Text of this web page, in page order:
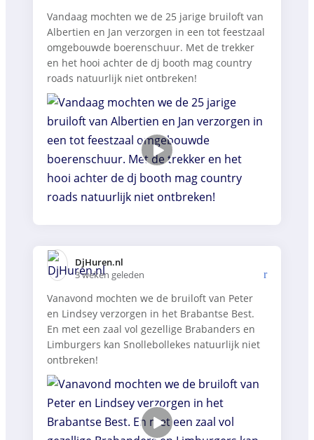
Vandaag mochten we de 25 jarige bruiloft van
Albertien en Jan verzorgen in een tot feestzaal
omgebouwde boerenschuur. Met de trekker
en het hooi achter de dj booth mag country
roads natuurlijk niet ontbreken!
DjHuren.nl️
3 weken geleden
Vanavond mochten we de bruiloft van Peter
en Lindsey verzorgen in het Brabantse Best.
En met een zaal vol gezellige Brabanders en
Limburgers kan Snollebollekes natuurlijk niet
ontbreken!